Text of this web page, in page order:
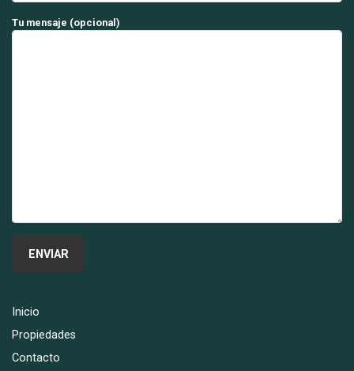
Tu mensaje (opcional)
Inicio
Propiedades
Contacto